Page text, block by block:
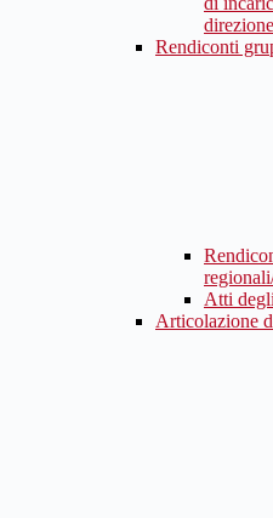
Rendiconti
Atti
Articolazione